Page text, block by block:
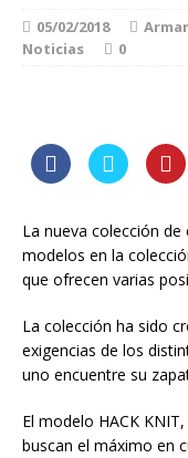
05/02/2018
Noticias
0
La nueva colección
modelos en la
que ofrecen varias
La colección ha sido
exigencias de los
uno encuentre su
El modelo HACK
buscan el máximo en